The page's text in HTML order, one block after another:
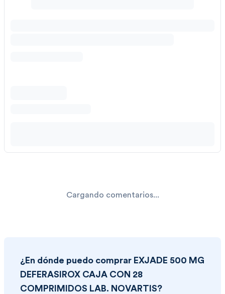
Cargando comentarios...
¿En dónde puedo comprar EXJADE 500 MG
DEFERASIROX CAJA CON 28
COMPRIMIDOS LAB. NOVARTIS?